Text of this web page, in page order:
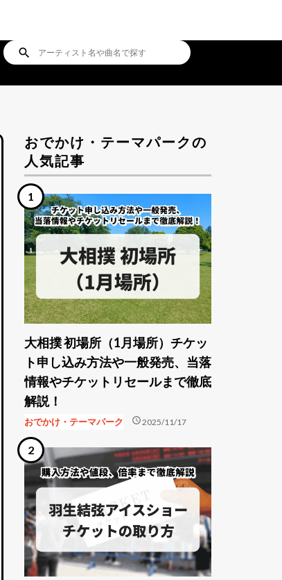
search
おでかけ・テーマパークの
人気記事
大相撲 初場所（1月場所）チケッ
ト申し込み方法や一般発売、当落
情報やチケットリセールまで徹底
解説！
おでかけ・テーマパーク schedule2025/11/17